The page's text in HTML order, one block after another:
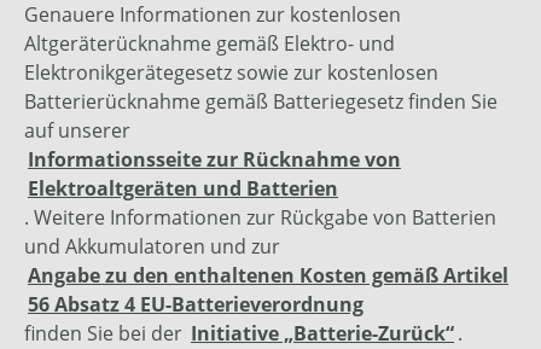
Genauere Informationen zur kostenlosen
Altgeräterücknahme gemäß Elektro- und
Elektronikgerätegesetz sowie zur kostenlosen
Batterierücknahme gemäß Batteriegesetz finden Sie
auf unserer
Informationsseite zur Rücknahme von
Elektroaltgeräten und Batterien
. Weitere Informationen zur Rückgabe von Batterien
und Akkumulatoren und zur
Angabe zu den enthaltenen Kosten gemäß Artikel
56 Absatz 4 EU-Batterieverordnung
finden Sie bei der Initiative „Batterie-Zurück“.